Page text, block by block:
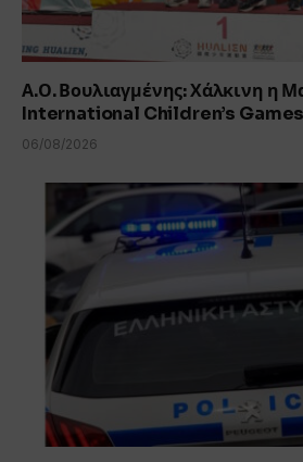
Α.Ο. Βουλιαγμένης: Χάλκινη η
International Children’s Games
06/08/2026